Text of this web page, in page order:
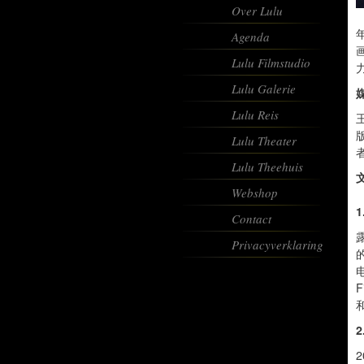
Over Lulu
Agenda
Lulu Filmstudio
Lulu Galerie
Lulu Reis
Lulu Theater
Lulu Theehuis
Webshop
Contact
Privacyverklaring